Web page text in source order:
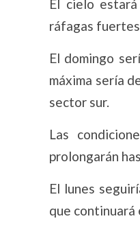
El cielo
ráfagas
El domingo
máxima sería
sector sur.
Las
prolongarán
El lunes
que continuará